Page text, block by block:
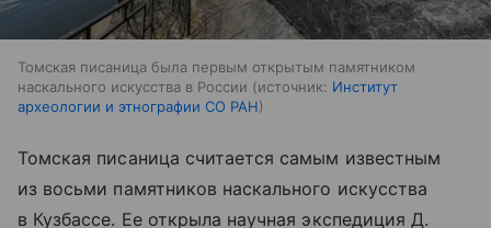
Томская писаница была первым открытым памятником
наскального искусства в России
источник: Институт
археологии и этнографии СО РАН
Томская писаница считается самым известным
из восьми памятников наскального искусства
в Кузбассе. Ее открыла научная экспедиция Д.